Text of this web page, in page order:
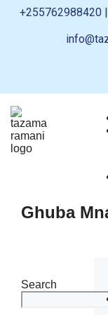
+255762988420
Ghuba
Search